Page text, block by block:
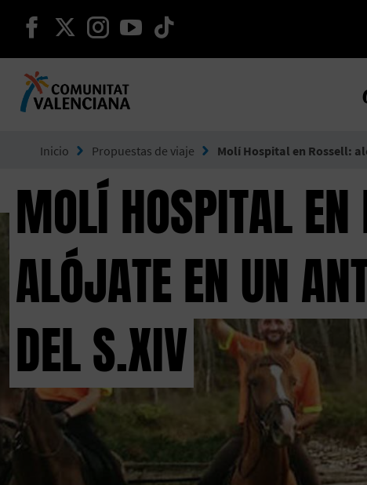
seguir en facebook
seguir en twitter
seguir en instagram
seguir en youtube
Inicio Propuestas de viaje Molí Hospital en Rossell:
MOLÍ HOSPITAL EN
ALÓJATE EN UN
DEL S.XIV